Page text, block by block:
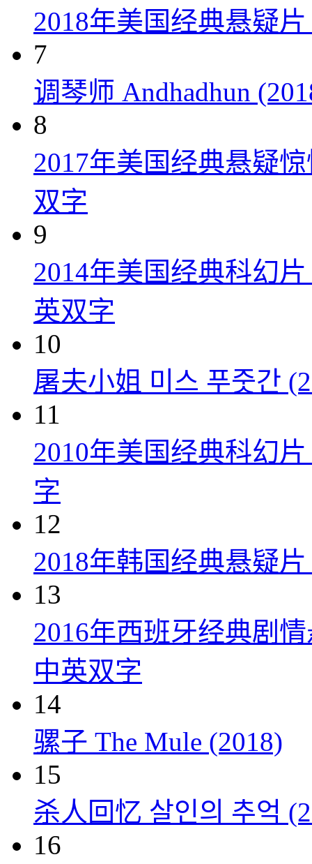
2018年美国经典悬疑
7
调琴师 Andhadhun
8
2017年美国经典悬疑
双字
9
2014年美国经典科幻
英双字
10
屠夫小姐 미스 푸줏간
11
2010年美国经典科幻
字
12
2018年韩国经典悬疑
13
2016年西班牙经典剧
中英双字
14
骡子 The Mule (2018)
15
杀人回忆 살인의 추억
16